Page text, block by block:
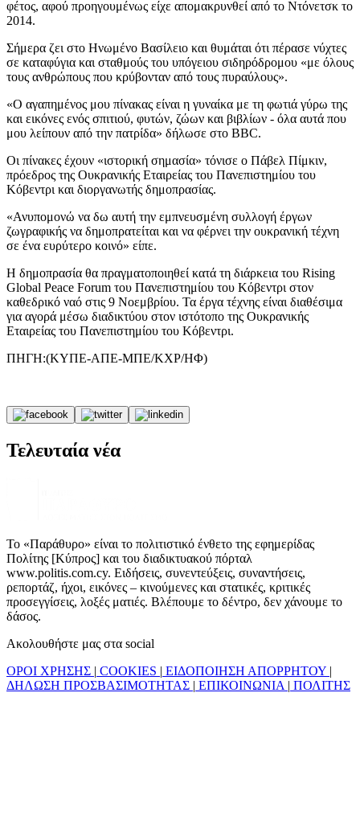
φέτος, αφού προηγουμένως είχε απομακρυνθεί από το Ντόνετσκ το
2014.
Σήμερα ζει στο Ηνωμένο Βασίλειο και θυμάται ότι πέρασε νύχτες
σε καταφύγια και σταθμούς του υπόγειου σιδηρόδρομου «με όλους
τους ανθρώπους που κρύβονταν από τους πυραύλους».
«Ο αγαπημένος μου πίνακας είναι η γυναίκα με τη φωτιά γύρω της
και εικόνες ενός σπιτιού, φυτών, ζώων και βιβλίων - όλα αυτά που
μου λείπουν από την πατρίδα» δήλωσε στο BBC.
Οι πίνακες έχουν «ιστορική σημασία» τόνισε ο Πάβελ Πίμκιν,
πρόεδρος της Ουκρανικής Εταιρείας του Πανεπιστημίου του
Κόβεντρι και διοργανωτής δημοπρασίας.
«Ανυπομονώ να δω αυτή την εμπνευσμένη συλλογή έργων
ζωγραφικής να δημοπρατείται και να φέρνει την ουκρανική τέχνη
σε ένα ευρύτερο κοινό» είπε.
Η δημοπρασία θα πραγματοποιηθεί κατά τη διάρκεια του Rising
Global Peace Forum του Πανεπιστημίου του Κόβεντρι στον
καθεδρικό ναό στις 9 Νοεμβρίου. Τα έργα τέχνης είναι διαθέσιμα
για αγορά μέσω διαδικτύου στον ιστότοπο της Ουκρανικής
Εταιρείας του Πανεπιστημίου του Κόβεντρι.
ΠΗΓΗ:(ΚΥΠΕ-ΑΠΕ-ΜΠΕ/ΚΧΡ/ΗΦ)
Τελευταία νέα
Το «Παράθυρο» είναι το πολιτιστικό ένθετο της εφημερίδας
Πολίτης [Κύπρος] και του διαδικτυακού πόρταλ
www.politis.com.cy. Ειδήσεις, συνεντεύξεις, συναντήσεις,
ρεπορτάζ, ήχοι, εικόνες – κινούμενες και στατικές, κριτικές
προσεγγίσεις, λοξές ματιές. Βλέπουμε το δέντρο, δεν χάνουμε το
δάσος.
Ακολουθήστε μας στα social
ΟΡΟΙ ΧΡΗΣΗΣ | COOKIES | ΕΙΔΟΠΟΙΗΣΗ ΑΠΟΡΡΗΤΟΥ |
ΔΗΛΩΣΗ ΠΡΟΣΒΑΣΙΜΟΤΗΤΑΣ | ΕΠΙΚΟΙΝΩΝΙΑ | ΠΟΛΙΤΗΣ